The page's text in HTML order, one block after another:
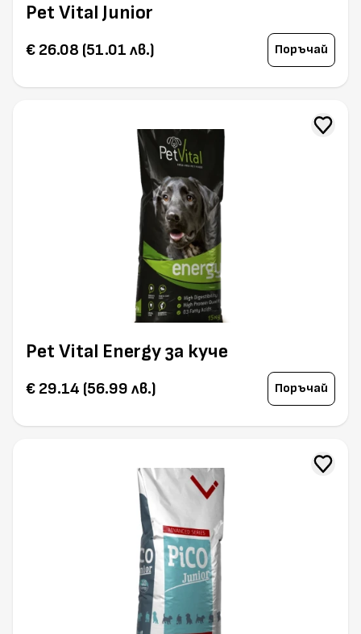
Pet Vital Junior
€ 26.08 (51.01 лв.) Поръчай
Pet Vital Energy за куче
€ 29.14 (56.99 лв.) Поръчай